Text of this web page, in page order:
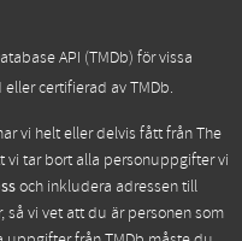
API (TMDb) för vissa
certifierad av TMDb.
vi helt eller delvis fått frånThe
vi tar bort alla personuppgifter vi
och inkludera adressen till
så vi vet att du är personen som